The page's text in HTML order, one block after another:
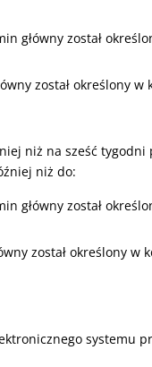
główny został
został określony w
niż na sześć tygodni
niż do:
główny został
został określony w
systemu